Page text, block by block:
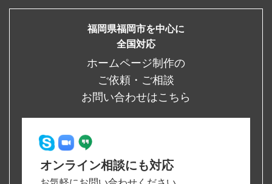
福岡県福岡市を中心に
全国対応
ホームページ制作の
ご依頼・ご相談
お問い合わせはこちら
オンライン相談にも対応